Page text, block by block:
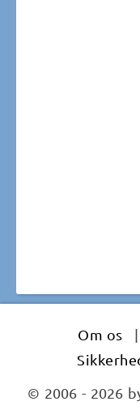
Om os |
© 2006 - 2026